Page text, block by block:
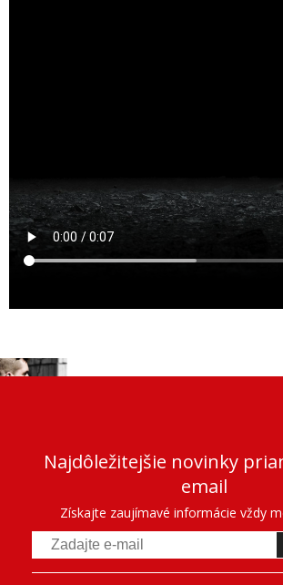
Najdôležitejšie novinky
email
Získajte zaujímavé informácie vždy